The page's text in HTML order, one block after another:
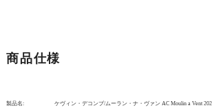
商品仕様
製品名: ケヴィン・デコンブ/ムーラン・ナ・ヴァン AC Moulin a Vent